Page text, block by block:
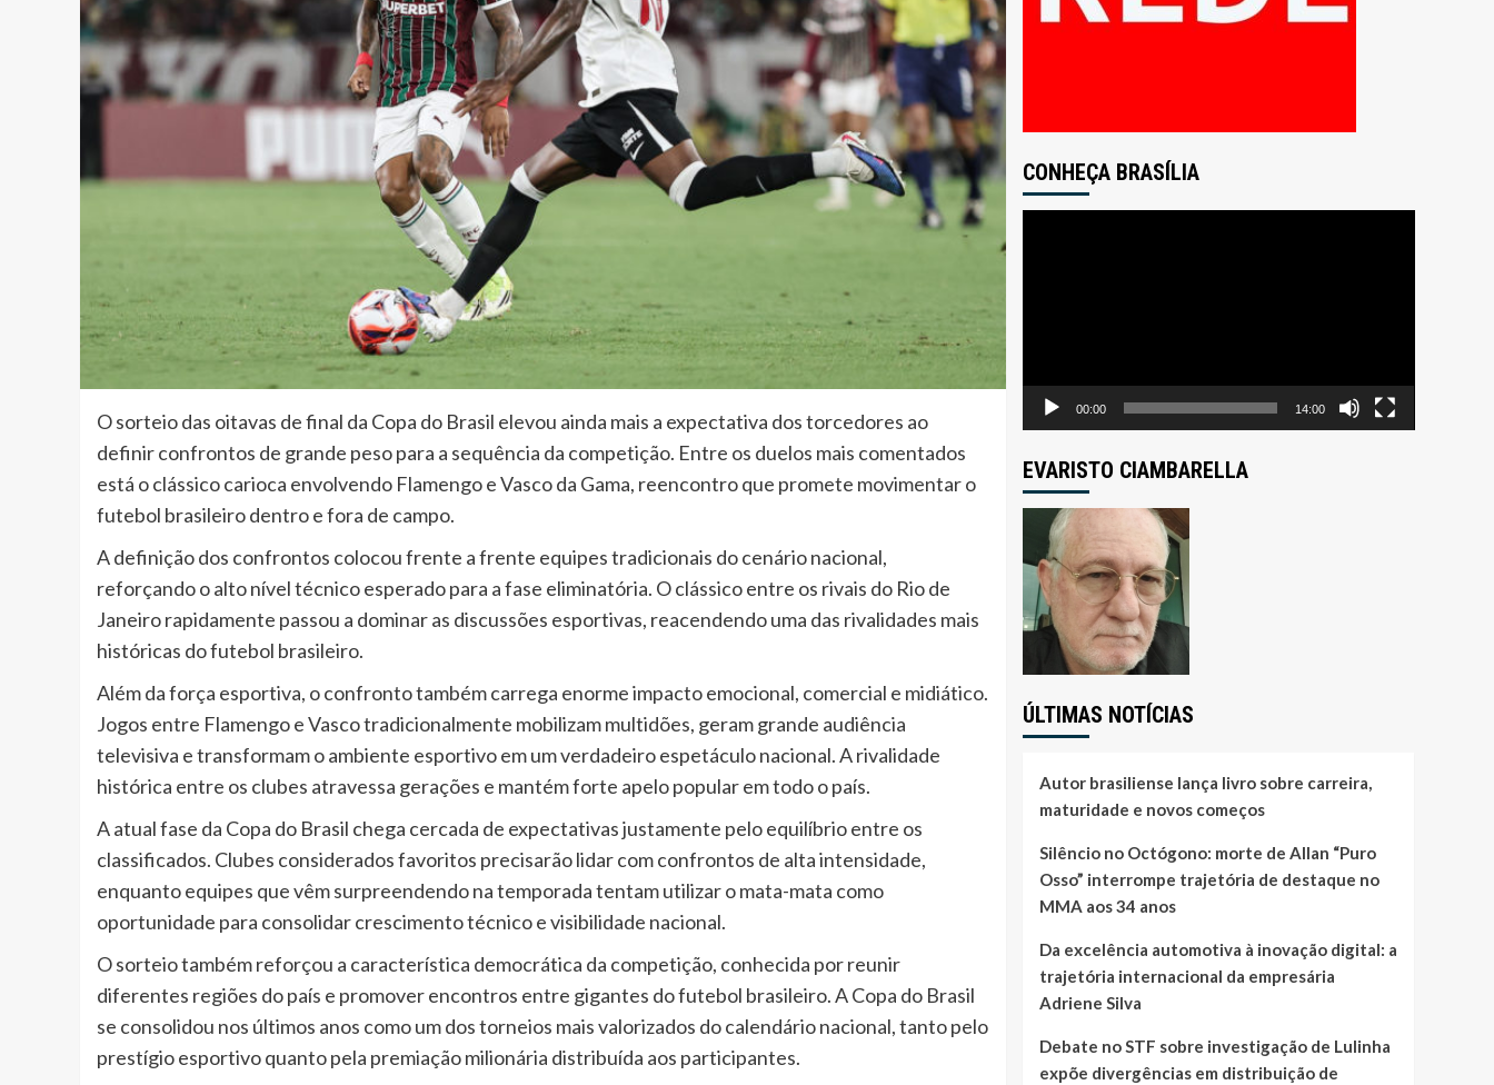
O sorteio das oitavas de final da Copa do Brasil elevou ainda mais a expectativa dos torcedores ao
definir confrontos de grande peso para a sequência da competição. Entre os duelos mais comentados
está o clássico carioca envolvendo Flamengo e Vasco da Gama, reencontro que promete movimentar o
futebol brasileiro dentro e fora de campo.
A definição dos confrontos colocou frente a frente equipes tradicionais do cenário nacional,
reforçando o alto nível técnico esperado para a fase eliminatória. O clássico entre os rivais do Rio de
Janeiro rapidamente passou a dominar as discussões esportivas, reacendendo uma das rivalidades mais
históricas do futebol brasileiro.
Além da força esportiva, o confronto também carrega enorme impacto emocional, comercial e midiático.
Jogos entre Flamengo e Vasco tradicionalmente mobilizam multidões, geram grande audiência
televisiva e transformam o ambiente esportivo em um verdadeiro espetáculo nacional. A rivalidade
histórica entre os clubes atravessa gerações e mantém forte apelo popular em todo o país.
A atual fase da Copa do Brasil chega cercada de expectativas justamente pelo equilíbrio entre os
classificados. Clubes considerados favoritos precisarão lidar com confrontos de alta intensidade,
enquanto equipes que vêm surpreendendo na temporada tentam utilizar o mata-mata como
oportunidade para consolidar crescimento técnico e visibilidade nacional.
O sorteio também reforçou a característica democrática da competição, conhecida por reunir
diferentes regiões do país e promover encontros entre gigantes do futebol brasileiro. A Copa do Brasil
se consolidou nos últimos anos como um dos torneios mais valorizados do calendário nacional, tanto pelo
prestígio esportivo quanto pela premiação milionária distribuída aos participantes.
CONHEÇA BRASÍLIA
00:00 14:00
EVARISTO CIAMBARELLA
ÚLTIMAS NOTÍCIAS
Autor brasiliense lança livro sobre carreira,
maturidade e novos começos
Silêncio no Octógono: morte de Allan “Puro
Osso” interrompe trajetória de destaque no
MMA aos 34 anos
Da excelência automotiva à inovação digital: a
trajetória internacional da empresária
Adriene Silva
Debate no STF sobre investigação de Lulinha
expõe divergências em distribuição de